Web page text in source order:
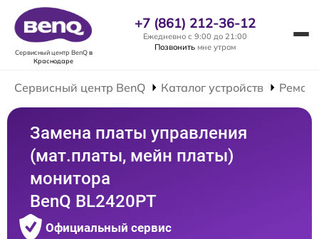
Сервисный центр BenQв
Краснодаре
+7 (861) 212-36-12
Ежедневно с 9:00 до 21:00
Позвонить мне утром
Сервисный центр BenQ Каталог устройств
Замена платы управления
(мат.платы, мейн платы)
монитора
BenQ BL2420PT
Официальный сервис